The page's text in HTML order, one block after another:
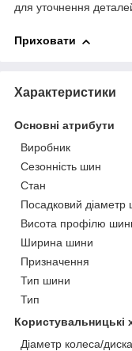
для уточнення
Приховати
Характеристики
Основні атрибути
Виробник
Сезонність шин
Стан
Посадковий діаметр
Висота профілю
Ширина шини
Призначення
Тип шини
Тип
Користувальницькі
Діаметр колеса/диска